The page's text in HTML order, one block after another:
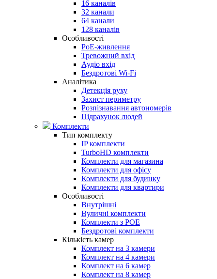
16 каналів
32 канали
64 канали
128 каналів
Особливості
PoE-живлення
Тревожний вхід
Аудіо вхід
Бездротові Wi-Fi
Аналітика
Детекція руху
Захист периметру
Розпізнавання автономерів
Підрахунок людей
Комплекти
Тип комплекту
IP комплекти
TurboHD комплекти
Комплекти для магазина
Комплекти для офісу
Комплекти для будинку
Комплекти для квартири
Особливості
Внутрішні
Вуличні комплекти
Комплекти з POE
Бездротові комплекти
Кількість камер
Комплект на 3 камери
Комплект на 4 камери
Комплект на 6 камер
Комплект на 8 камер